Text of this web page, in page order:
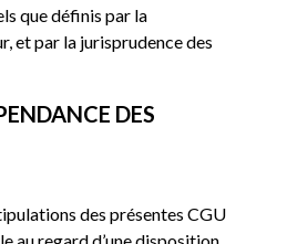
que définis par la
et par la jurisprudence des
DES
des présentes CGU